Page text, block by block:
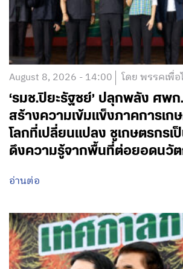
August 8, 2026 - 14:00 โดย พรรคเพื่อ
‘รมช.ปิยะรัฐชย์’ ปลุกพลัง ศพก
สร้างความเข้มแข็งภาคการเก
โลกที่เปลี่ยนแปลง ชูเกษตรกรเ
ดึงความรู้จากพื้นที่ต่อยอดนวัต
อ่านต่อ